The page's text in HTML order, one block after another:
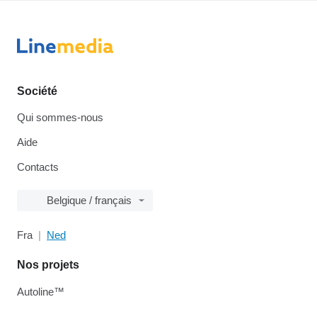
Société
Qui sommes-nous
Aide
Contacts
Belgique / français
Fra Ned
Nos projets
Autoline™